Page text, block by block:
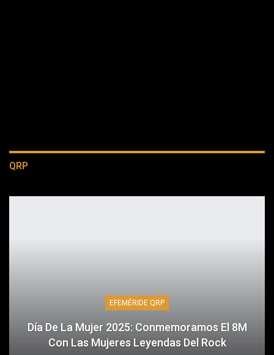
QRP
EFEMÉRIDE QRP
Día De La Mujer 2025: Conmemoramos El 8M
Con Las Mujeres Leyendas Del Rock